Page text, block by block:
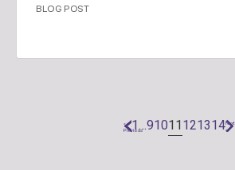
BLOG POST
«
Previous
1…91011121314Next
»